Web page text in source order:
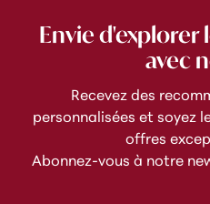
Envie d'explorer
avec
Recevez des
personnalisées et soyez
offres
Abonnez-vous à notre